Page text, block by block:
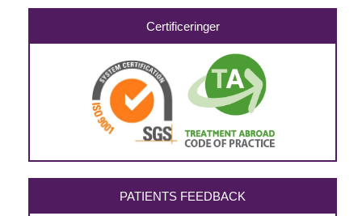
Certificeringer
PATIENTS FEEDBACK